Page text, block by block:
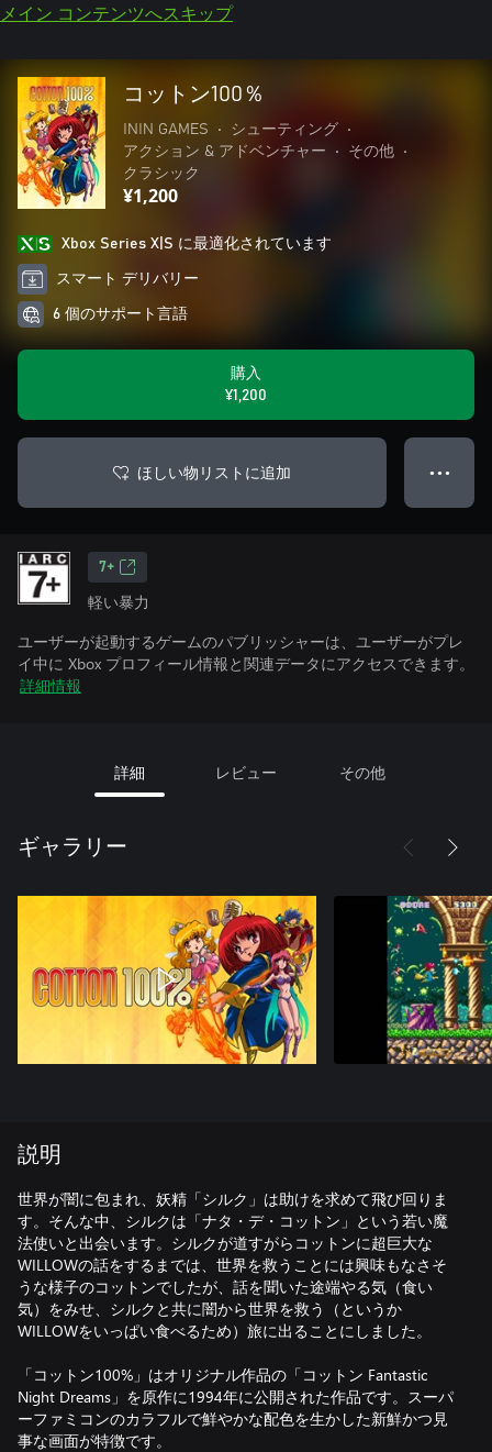
メイン コンテンツへスキップ
コットン100％
ININ GAMES • シューティング
•
アクション & アドベンチャー
• その他
•
クラシック
¥1,200
Xbox Series X|S に最適化されています
スマート デリバリー
6 個のサポート言語
購入
¥1,200
ほしい物リストに追加 ● ● ●
7+
軽い暴力
ユーザーが起動するゲームのパブリッシャーは、ユーザーがプレ
イ中に Xbox プロフィール情報と関連データにアクセスできます。
詳細情報
詳細 レビュー その他
ギャラリー
説明
世界が闇に包まれ、妖精「シルク」は助けを求めて飛び回りま
す。そんな中、シルクは「ナタ・デ・コットン」という若い魔
法使いと出会います。シルクが道すがらコットンに超巨大な
WILLOWの話をするまでは、世界を救うことには興味もなさそ
うな様子のコットンでしたが、話を聞いた途端やる気（食い
気）をみせ、シルクと共に闇から世界を救う（というか
WILLOWをいっぱい食べるため）旅に出ることにしました。
「コットン100%」はオリジナル作品の「コットン Fantastic
Night Dreams」を原作に1994年に公開された作品です。スーパ
ーファミコンのカラフルで鮮やかな配色を生かした新鮮かつ見
事な画面が特徴です。